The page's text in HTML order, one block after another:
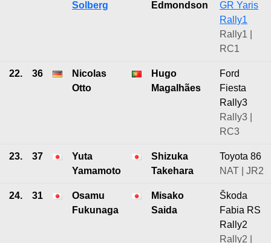
Solberg
Edmondson
GR Yaris
Rally1
Rally1 |
RC1
22. 36
Nicolas
Otto
Hugo
Magalhães
Ford
Fiesta
Rally3
Rally3 |
RC3
23. 37
Yuta
Yamamoto
Shizuka
Takehara
Toyota 86
NAT | JR2
24. 31
Osamu
Fukunaga
Misako
Saida
Škoda
Fabia RS
Rally2
Rally2 |